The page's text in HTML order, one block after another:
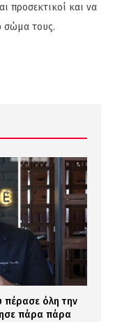
προσεκτικοί και να
σώμα τους.
πέρασε όλη την
πάρα πάρα